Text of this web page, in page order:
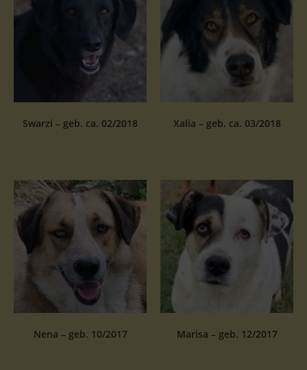
Swarzi – geb. ca. 02/2018 Xalia – geb. ca. 03/2018
Nena – geb. 10/2017 Marisa – geb. 12/2017